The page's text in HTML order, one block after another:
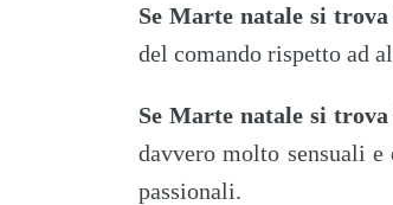
Se Marte natale si
del comando rispetto ad
Se Marte natale si
davvero molto sensuali
passionali.